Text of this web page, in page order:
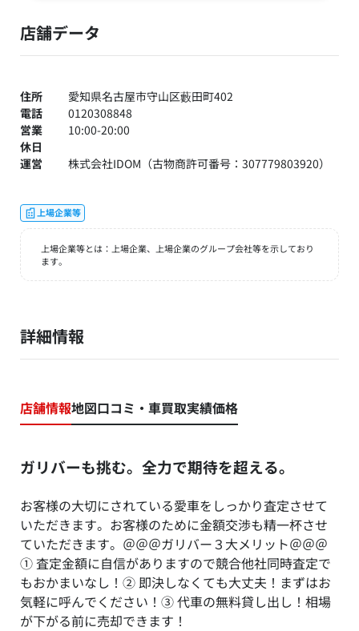
店舗データ
住所
愛知県名古屋市守山区藪田町402
電話
0120308848
営業
10:00-20:00
休日
運営
株式会社IDOM（古物商許可番号：307779803920）
上場企業等
上場企業等とは：上場企業、上場企業のグループ会社等を示しており
ます。
詳細情報
店舗情報地図口コミ・車買取実績価格
ガリバーも挑む。全力で期待を超える。
お客様の大切にされている愛車をしっかり査定させて
いただきます。お客様のために金額交渉も精一杯させ
ていただきます。＠＠＠ガリバー３大メリット＠＠＠
① 査定金額に自信がありますので競合他社同時査定で
もおかまいなし！② 即決しなくても大丈夫！まずはお
気軽に呼んでください！③ 代車の無料貸し出し！相場
が下がる前に売却できます！